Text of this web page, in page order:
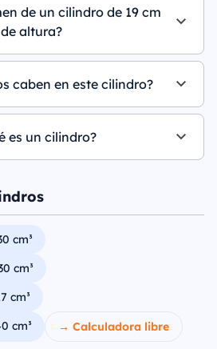
de un cilindro de 19 cm
altura?
caben en este cilindro?
es un cilindro?
cm³
cm³
cm³
cm³
→ Calculadora libre